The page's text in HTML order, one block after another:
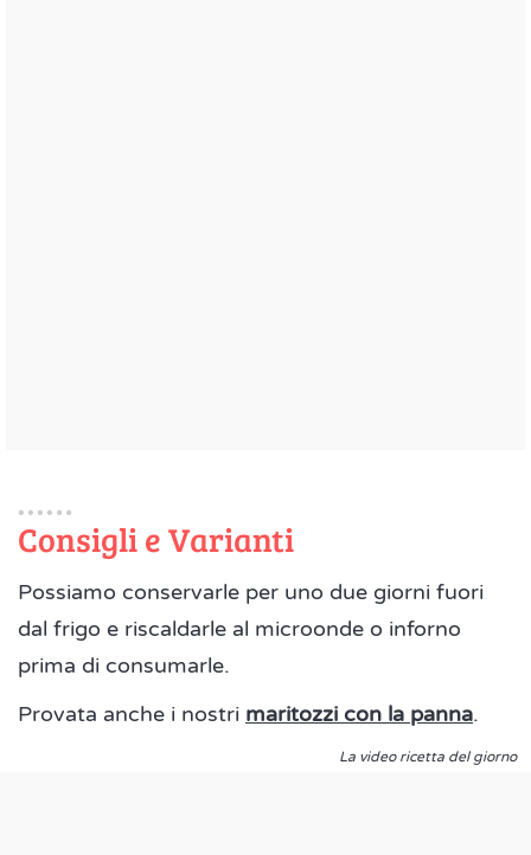
Consigli e Varianti
Possiamo conservarle per uno due giorni fuori
dal frigo e riscaldarle al microonde o inforno
prima di consumarle.
Provata anche i nostri maritozzi con la panna.
La video ricetta del giorno